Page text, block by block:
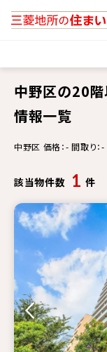
中野区の20階
情報一覧
中野区 価格：- 間取り：- 築年：- 専有面積：- 徒歩分：- 更新情報：- 20階以
該当物件数 1 件